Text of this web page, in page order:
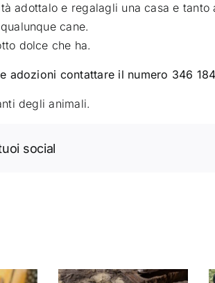
adottalo e regalagli una casa e
cane.
dolce che ha.
adozioni contattare il numero 346
degli animali.
social